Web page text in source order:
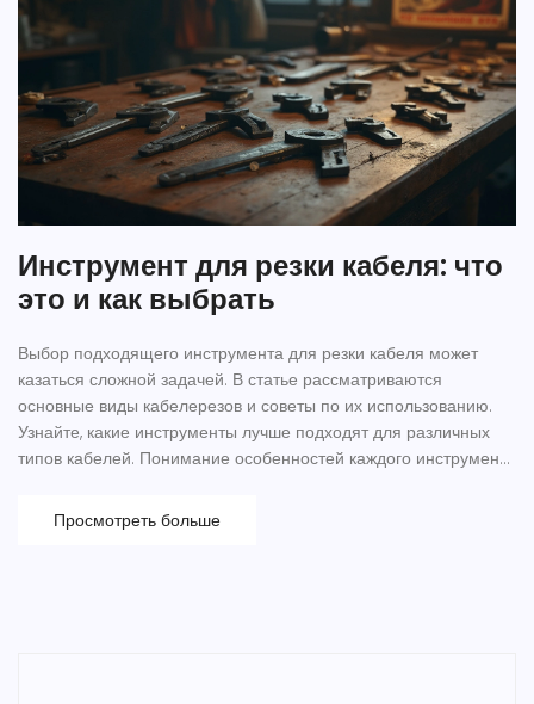
Инструмент для резки кабеля: что
это и как выбрать
Выбор подходящего инструмента для резки кабеля может
казаться сложной задачей. В статье рассматриваются
основные виды кабелерезов и советы по их использованию.
Узнайте, какие инструменты лучше подходят для различных
типов кабелей. Понимание особенностей каждого инструмента
Исследуйте также полезные советы по безопасности при
работе с кабелями.
Просмотреть больше